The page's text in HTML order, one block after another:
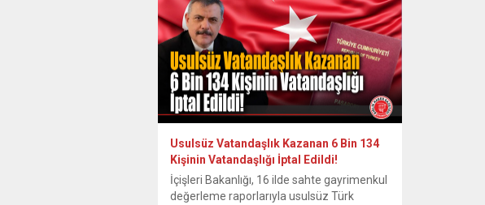
cami, çeşme, köprü ve geleneksel
konaklarıyla her yıl yüz binlerce ziyaretçiyi
ağırlayan tarihi ilçede yılın ilk yarısındaki
verilere...
Usulsüz Vatandaşlık Kazanan 6 Bin 134
Kişinin Vatandaşlığı İptal Edildi!
İçişleri Bakanlığı, 16 ilde sahte gayrimenkul
değerleme raporlarıyla usulsüz Türk